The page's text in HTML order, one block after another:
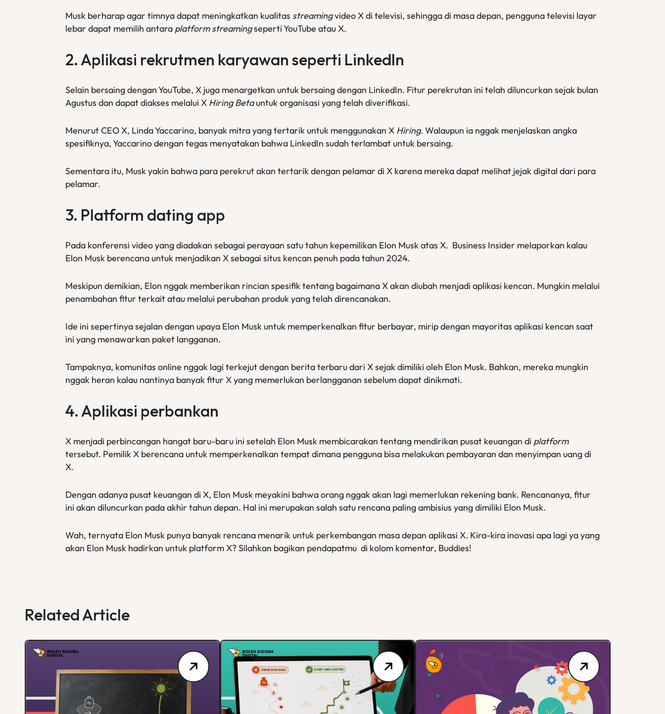
Musk berharap agar timnya dapat meningkatkan kualitas streamingvideo X di televisi, sehingga di masa depan, pengguna televisi layar
lebar dapat memilih antara platform streamingseperti YouTube atau X.
2. Aplikasi rekrutmen karyawan seperti LinkedIn
Selain bersaing dengan YouTube, X juga menargetkan untuk bersaing dengan LinkedIn. Fitur perekrutan ini telah diluncurkan sejak bulan
Agustus dan dapat diakses melalui X Hiring Betauntuk organisasi yang telah diverifikasi.
Menurut CEO X, Linda Yaccarino, banyak mitra yang tertarik untuk menggunakan X Hiring. Walaupun ia nggak menjelaskan angka
spesifiknya, Yaccarino dengan tegas menyatakan bahwa LinkedIn sudah terlambat untuk bersaing.
Sementara itu, Musk yakin bahwa para perekrut akan tertarik dengan pelamar di X karena mereka dapat melihat jejak digital dari para
pelamar.
3. Platform dating app
Pada konferensi video yang diadakan sebagai perayaan satu tahun kepemilikan Elon Musk atas X. Business Insider melaporkan kalau
Elon Musk berencana untuk menjadikan X sebagai situs kencan penuh pada tahun 2024.
Meskipun demikian, Elon nggak memberikan rincian spesifik tentang bagaimana X akan diubah menjadi aplikasi kencan. Mungkin melalui
penambahan fitur terkait atau melalui perubahan produk yang telah direncanakan.
Ide ini sepertinya sejalan dengan upaya Elon Musk untuk memperkenalkan fitur berbayar, mirip dengan mayoritas aplikasi kencan saat
ini yang menawarkan paket langganan.
Tampaknya, komunitas online nggak lagi terkejut dengan berita terbaru dari X sejak dimiliki oleh Elon Musk. Bahkan, mereka mungkin
nggak heran kalau nantinya banyak fitur X yang memerlukan berlangganan sebelum dapat dinikmati.
4. Aplikasi perbankan
X menjadi perbincangan hangat baru-baru ini setelah Elon Musk membicarakan tentang mendirikan pusat keuangan di platform
tersebut. Pemilik X berencana untuk memperkenalkan tempat dimana pengguna bisa melakukan pembayaran dan menyimpan uang di
X.
Dengan adanya pusat keuangan di X, Elon Musk meyakini bahwa orang nggak akan lagi memerlukan rekening bank. Rencananya, fitur
ini akan diluncurkan pada akhir tahun depan. Hal ini merupakan salah satu rencana paling ambisius yang dimiliki Elon Musk.
Wah, ternyata Elon Musk punya banyak rencana menarik untuk perkembangan masa depan aplikasi X. Kira-kira inovasi apa lagi ya yang
akan Elon Musk hadirkan untuk platform X? Silahkan bagikan pendapatmu di kolom komentar, Buddies!
Related Article